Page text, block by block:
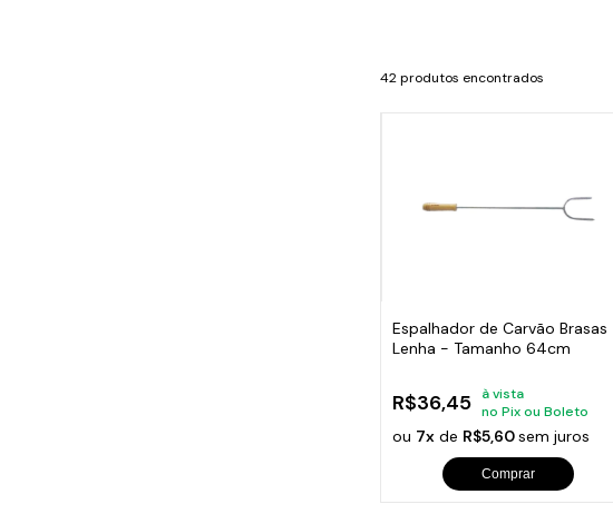
42 produtos encontrados
Espalhador de Carvão Brasas
Lenha - Tamanho 64cm
R$36,45
à vista
no Pix ou Boleto
ou 7x de R$5,60sem juros
Comprar